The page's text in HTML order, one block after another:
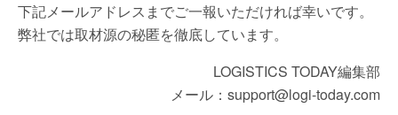
下記メールアドレスまでご一報いただければ幸いです。
弊社では取材源の秘匿を徹底しています。
LOGISTICS TODAY編集部
メール：support@logi-today.com